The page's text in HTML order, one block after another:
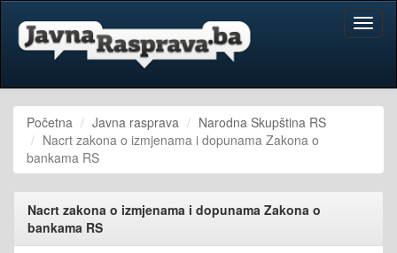
Početna Javna rasprava
Narodna Skupština RS
Nacrt zakona o izmjenama i dopunama Zakona o
bankama RS
Nacrt zakona o izmjenama i dopunama Zakona o
bankama RS